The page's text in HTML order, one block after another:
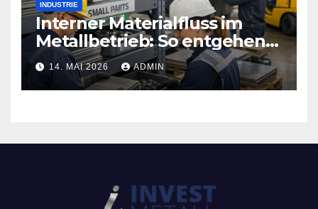
INDUSTRIE
Interner Materialfluss im
Metallbetrieb: So entgehen
Sie teuren
Produktionsstopps
14. MAI 2026 ADMIN